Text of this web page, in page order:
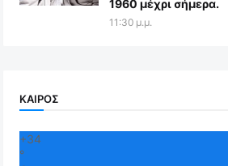
1960 μέχρι σήμερα.
11:30 μ.μ.
ΚΑΙΡΟΣ
+34
°